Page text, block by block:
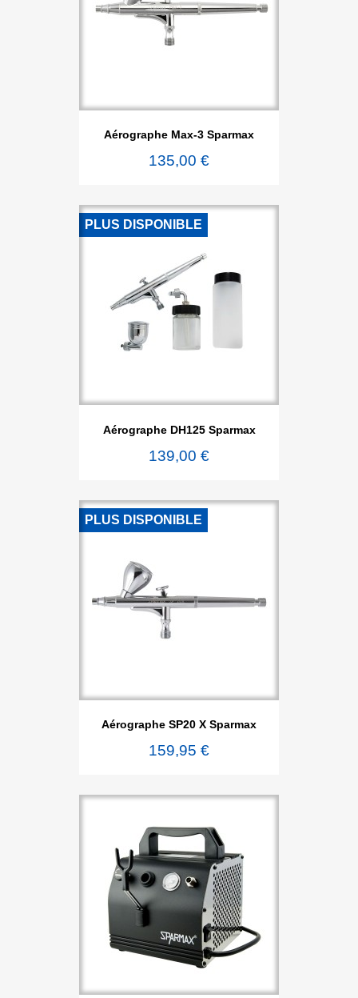
Aérographe Max-3 Sparmax
135,00 €
Aérographe DH125 Sparmax
139,00 €
PLUS DISPONIBLE
Aérographe SP20 X Sparmax
159,95 €
PLUS DISPONIBLE